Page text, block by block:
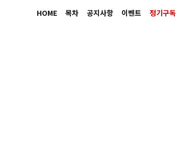
HOME 목차 공지사항 이벤트 정기구독